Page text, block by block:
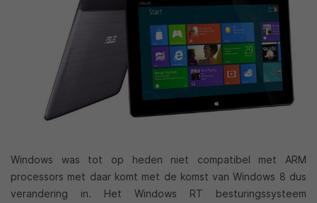
Windows was tot op heden niet compatibel met ARM
processors met daar komt met de komst van Windows 8 dus
verandering in. Het Windows RT besturingssysteem